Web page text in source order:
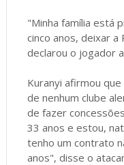
"Minha família está
cinco anos, deixar a
declarou o jogador
Kuranyi afirmou
de nenhum clube
de fazer
33 anos e estou,
tenho um contrato
anos", disse o